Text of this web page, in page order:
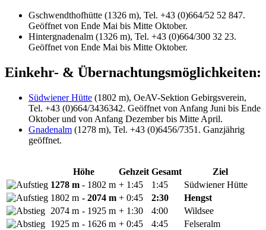
Gschwendthofhütte (1326 m), Tel. +43 (0)664/52 52 847.
Geöffnet von Ende Mai bis Mitte Oktober.
Hintergnadenalm (1326 m), Tel. +43 (0)664/300 32 23.
Geöffnet von Ende Mai bis Mitte Oktober.
Einkehr- & Übernachtungsmöglichkeiten:
Südwiener Hütte (1802 m), OeAV-Sektion Gebirgsverein,
Tel. +43 (0)664/3436342. Geöffnet von Anfang Juni bis Ende
Oktober und von Anfang Dezember bis Mitte April.
Gnadenalm (1278 m), Tel. +43 (0)6456/7351. Ganzjährig
geöffnet.
Höhe Gehzeit Gesamt
Ziel
1278 m - 1802 m + 1:45 1:45
Südwiener Hütte
1802 m - 2074 m + 0:45 2:30
Hengst
2074 m - 1925 m + 1:30 4:00
Wildsee
1925 m - 1626 m + 0:45 4:45
Felseralm